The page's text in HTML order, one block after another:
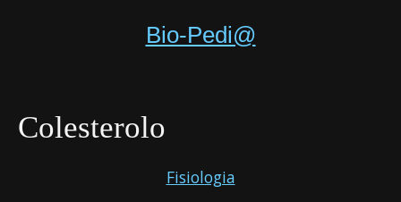
Bio-Pedi@
Colesterolo
Fisiologia